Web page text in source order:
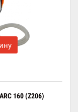
160 (Z206)